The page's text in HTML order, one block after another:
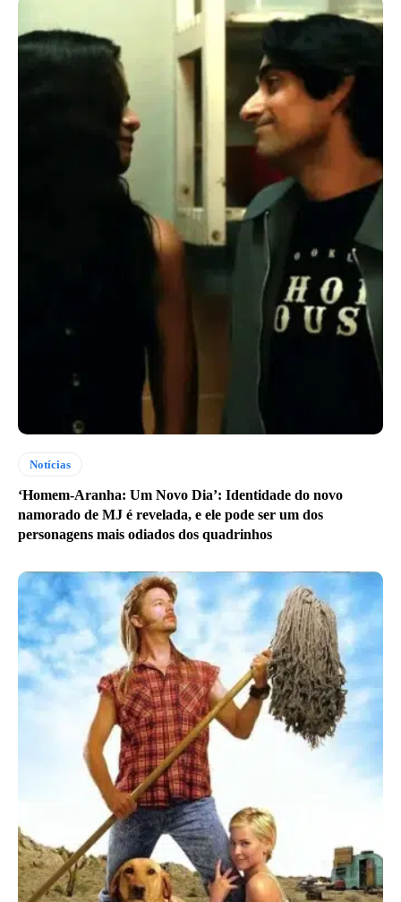
Notícias
‘Homem-Aranha: Um Novo Dia’: Identidade do novo
namorado de MJ é revelada, e ele pode ser um dos
personagens mais odiados dos quadrinhos